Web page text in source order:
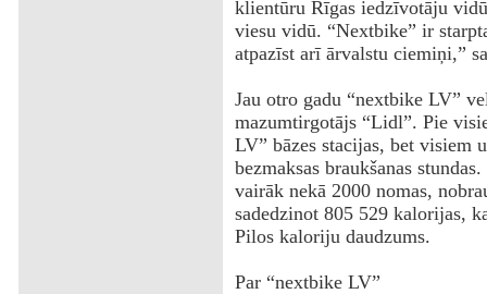
klientūru Rīgas iedzīvotāju
viesu vidū. “Nextbike” ir
atpazīst arī ārvalstu ciemiņi,”
Jau otro gadu “nextbike LV”
mazumtirgotājs “Lidl”. Pie
LV” bāzes stacijas, bet visiem
bezmaksas braukšanas
vairāk nekā 2000 nomas,
sadedzinot 805 529 kalorijas,
Pilos kaloriju daudzums.
Par “nextbike LV”